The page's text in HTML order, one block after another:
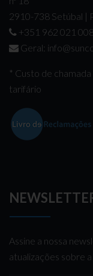
2910-738 Setúbal |
+351 962 021
Geral:
* Custo de
tarifário
Assine a nossa
atualizações sobre